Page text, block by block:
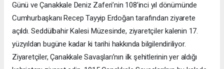
Günü ve Çanakkale Deniz Zaferi’nin 108’inci yıl dönümünde
Cumhurbaşkanı Recep Tayyip Erdoğan tarafından ziyarete
açıldı. Seddülbahir Kalesi Müzesinde, ziyaretçiler kalenin 17.
yüzyıldan bugüne kadar ki tarihi hakkında bilgilendiriliyor.
Ziyaretçiler, Çanakkale Savaşları’nın ilk şehitlerinin yer aldığı